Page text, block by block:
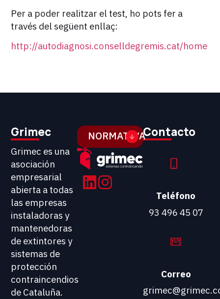
Per a poder realitzar el test, ho pots fer a
través del següent enllaç:
http://autodiagnosi.conselldegremis.cat/home
Grimec
Grimec es una
asociación
empresarial
abierta a todas
las empresas
instaladoras y
mantenedoras
de extintores y
sistemas de
protección
contraincendios
de Cataluña.
Contacto
Teléfono
93 496 45 07
Correo
NORMATIVA